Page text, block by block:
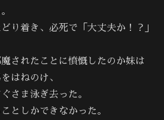
り着き、必死で「大丈夫か！？」
されたことに憤慨したのか妹は
はねのけ、
さま泳ぎ去った。
としかできなかった。